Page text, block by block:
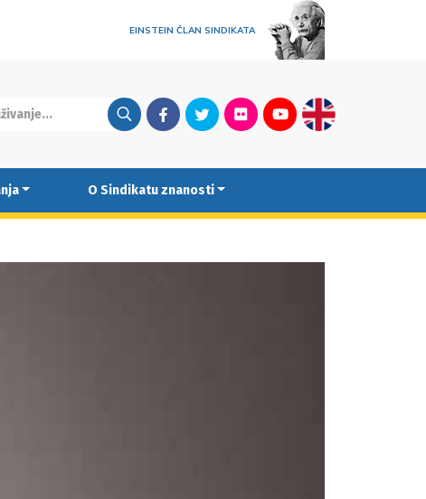
EINSTEIN ČLAN SINDIKATA
FacebookTwitterFlickrYoutubeEnglish
O Sindikatu znanosti